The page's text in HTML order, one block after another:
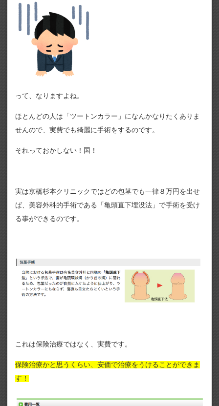
って、なりますよね。
ほとんどの人は「ツートンカラー」になんかなりたくありま
せんので、実費でも綺麗に手術をするのです。
それっておかしない！国！
実は京橋杉本クリニックではどの包茎でも一律８万円を出せ
ば、美容外科的手術である「亀頭直下埋没法」で手術を受け
る事ができるのです。
これは保険治療ではなく、実費です。
保険治療かと思うくらい、安価で治療をうけることができま
す！